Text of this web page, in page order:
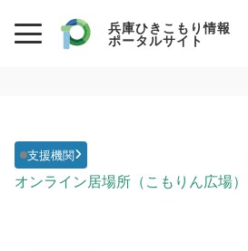
兵庫ひきこもり情報
ポータルサイト
ひきこもり当事者のためのQ&A集
サイトについて
支援機関
オンライン居場所（こもりん広場）